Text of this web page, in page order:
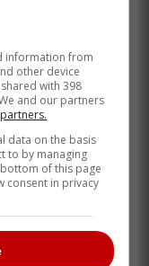
cette
d'être la seule
a été clair
c'est que
que les
parties sont
information from
other device
with 398
and our partners
data on the basis
to by managing
of this page
consent in privacy